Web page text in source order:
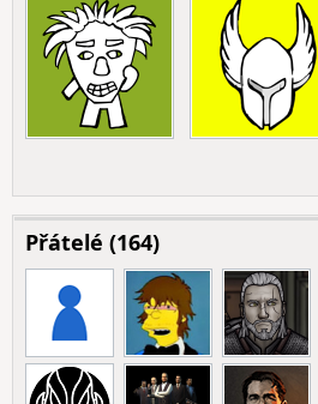
Přátelé (164)